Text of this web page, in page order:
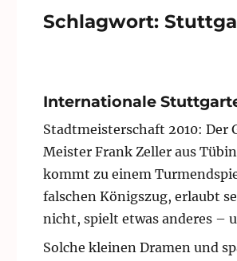
Schlagwort:
Internationale
Stadtmeisterschaft 2010:
Meister Frank Zeller aus
kommt zu einem
falschen Königszug, erlaubt
nicht, spielt etwas anderes –
Solche kleinen Dramen und